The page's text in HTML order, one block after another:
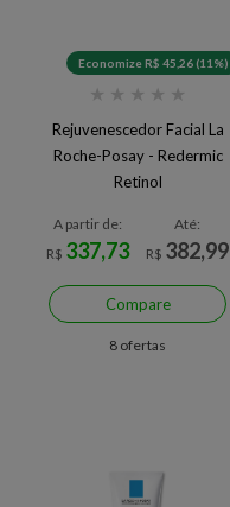
Economize R$ 45,26 (11%)
★ ★ ★ ★ ★
Rejuvenescedor Facial La
Roche-Posay - Redermic
Retinol
A partir de:
R$ 337,73
Até:
R$ 382,99
Compare
8 ofertas